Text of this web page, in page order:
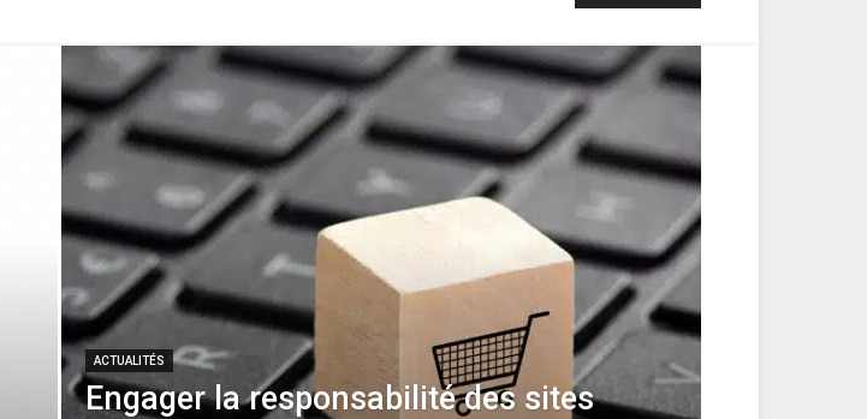
ACTUALITÉS
Engager la responsabilité des sites